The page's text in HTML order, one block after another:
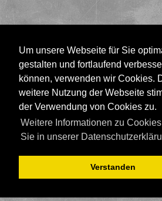
Um unsere Webseite für Sie
gestalten und fortlaufend
können, verwenden wir Cookies.
weitere Nutzung der Webseite
der Verwendung von Cookies zu.
Weitere Informationen zu
Sie in unserer
Verstanden